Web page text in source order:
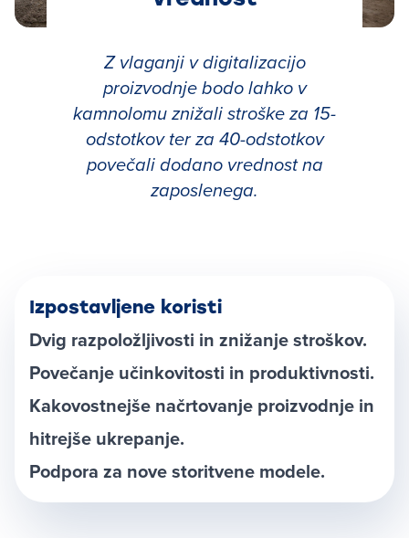
Z vlaganji v digitalizacijo
proizvodnje bodo lahko v
kamnolomu znižali stroške za 15-
odstotkov ter za 40-odstotkov
povečali dodano vrednost na
zaposlenega.
Izpostavljene koristi
Dvig razpoložljivosti in znižanje stroškov.
Povečanje učinkovitosti in produktivnosti.
Kakovostnejše načrtovanje proizvodnje in
hitrejše ukrepanje.
Podpora za nove storitvene modele.